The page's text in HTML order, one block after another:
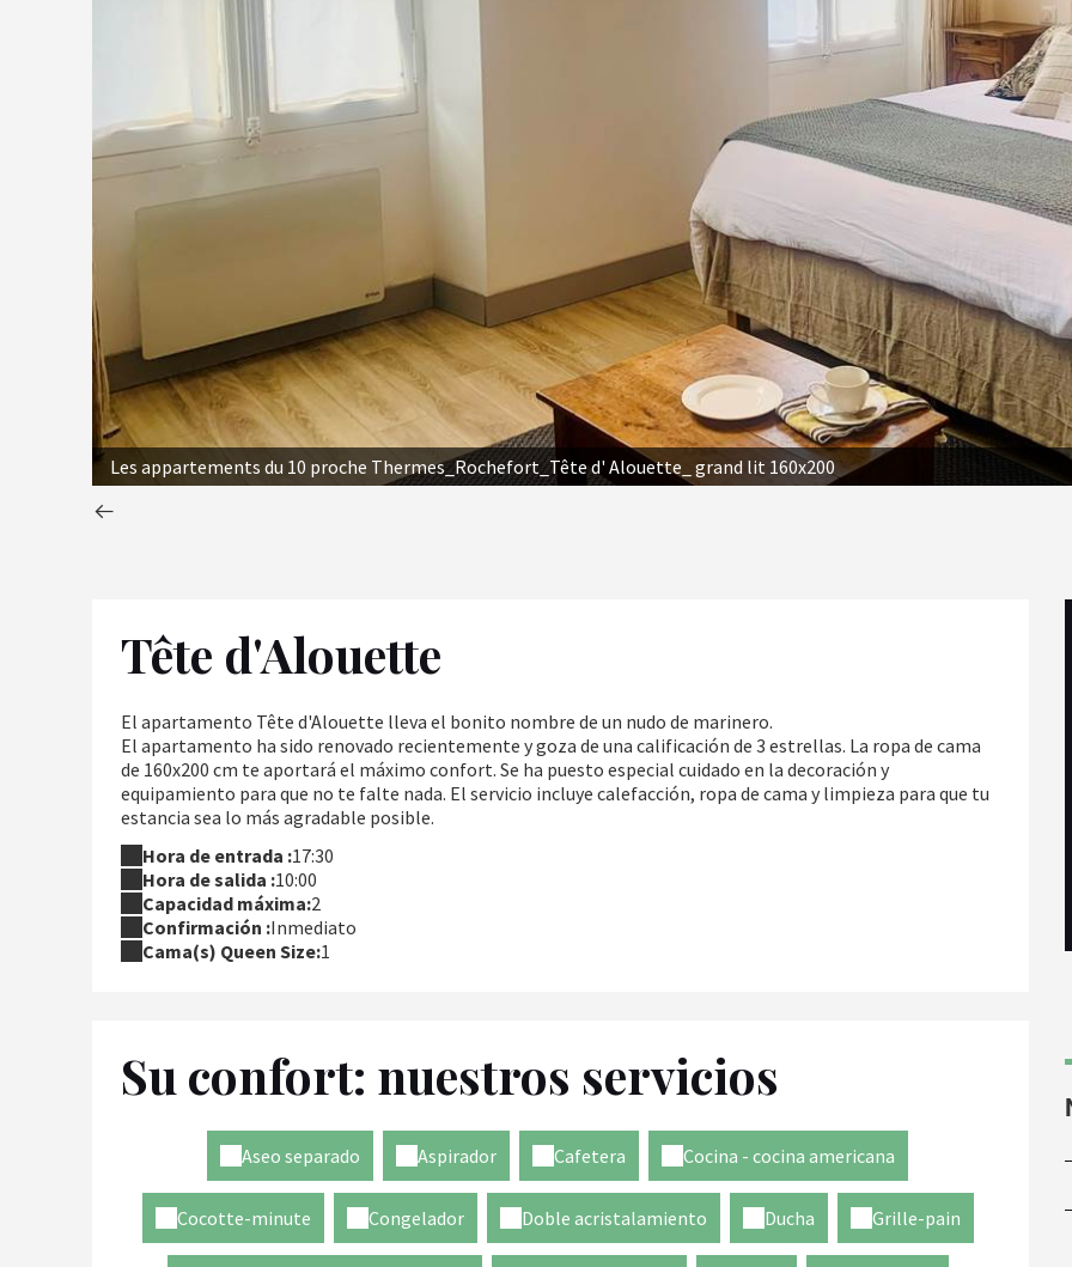
Les appartements du 10 proche Thermes_Rochefort_Tête d' Alouette_ grand lit 160x200
Tête d'Alouette
El apartamento Tête d'Alouette lleva el bonito nombre de un nudo de marinero.
El apartamento ha sido renovado recientemente y goza de una calificación de 3 estrellas. La ropa de cama
de 160x200 cm te aportará el máximo confort. Se ha puesto especial cuidado en la decoración y
equipamiento para que no te falte nada. El servicio incluye calefacción, ropa de cama y limpieza para que tu
estancia sea lo más agradable posible.
Hora de entrada :17:30
Hora de salida :10:00
Capacidad máxima:2
Confirmación :Inmediato
Cama(s) Queen Size:1
Su confort: nuestros servicios
Aseo separado Aspirador Cafetera Cocina - cocina americana
Cocotte-minute Congelador Doble acristalamiento Ducha Grille-pain